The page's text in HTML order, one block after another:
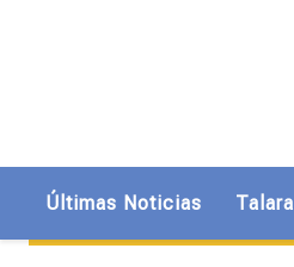
Últimas Noticias Talara